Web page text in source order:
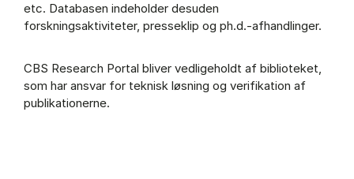
etc. Databasen indeholder desuden
forskningsaktiviteter, presseklip og ph.d.-afhandlinger.
CBS Research Portal bliver vedligeholdt af biblioteket,
som har ansvar for teknisk løsning og verifikation af
publikationerne.